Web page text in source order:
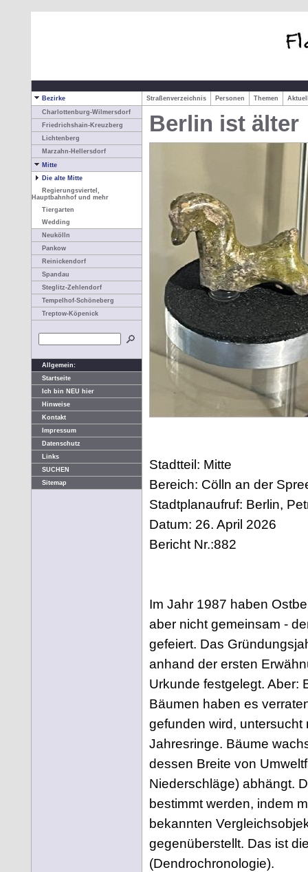
Bezirke Straßenverzeichnis Personen Themen
Charlottenburg-Wilmersdorf
Friedrichshain-Kreuzberg
Lichtenberg
Marzahn-Hellersdorf
Mitte
Die alte Mitte
Regierungsviertel,
Hauptbahnhof und mehr
Tiergarten
Wedding
Neukölln
Pankow
Reinickendorf
Spandau
Steglitz-Zehlendorf
Tempelhof-Schöneberg
Treptow-Köpenick
Allgemein:
Startseite
Ich bin NEU hier
Hinweise
Kontakt
Impressum
Datenschutz
Links
SUCHEN
Sitemap
Berlin ist älter
Stadtteil: Mitte
Bereich: Cölln an der
Stadtplanaufruf: Berlin,
Datum: 26. April 2026
Bericht Nr.:882
Im Jahr 1987 haben
aber nicht gemeinsam -
gefeiert. Das
anhand der ersten
Urkunde festgelegt. Aber:
Bäumen haben es
gefunden wird,
Jahresringe. Bäume
dessen Breite von
Niederschläge) abhängt.
bestimmt werden, indem
bekannten
gegenüberstellt. Das ist
(Dendrochronologie).